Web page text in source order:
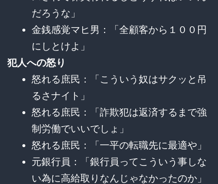
だろうな」
金銭感覚マヒ男：「全顧客から１００円
にしとけよ」
犯人への怒り
怒れる庶民：「こういう奴はサクッと吊
るさナイト」
怒れる庶民：「詐欺犯は返済するまで強
制労働でいいでしょ」
怒れる庶民：「一平の転職先に最適や」
元銀行員：「銀行員ってこういう事しな
い為に高給取りなんじゃなかったのか」